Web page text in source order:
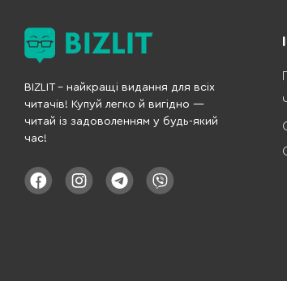
BIZLIT – найкращі видання для всіх
читачів! Купуй легко й вигідно —
читай із задоволенням у будь-який
час!